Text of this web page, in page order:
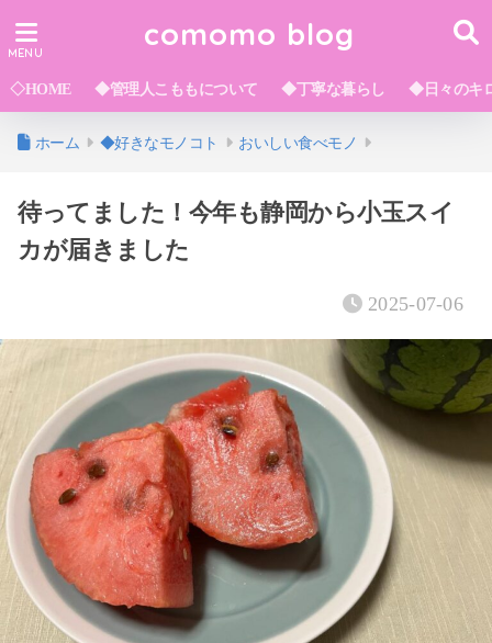
comomo blog
◇HOME ◆管理人こももについて ◆丁寧な暮らし ◆日々のキ
ホーム ◆好きなモノコト おいしい食べモノ
待ってました！今年も静岡から小玉スイ
カが届きました
2025-07-06